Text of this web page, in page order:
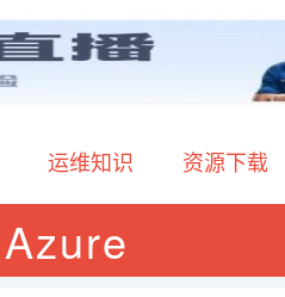
运维知识 资源下载
Azure